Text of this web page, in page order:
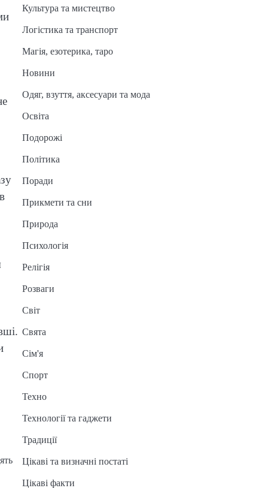
Культура та мистецтво
Логістика та транспорт
Магія, езотерика, таро
Новини
Одяг, взуття, аксесуари та мода
Освіта
Подорожі
Політика
Поради
Прикмети та сни
Природа
Психологія
Релігія
Розваги
Світ
Свята
Сім'я
Спорт
Техно
Технології та гаджети
Традиції
Цікаві та визначні постаті
Цікаві факти